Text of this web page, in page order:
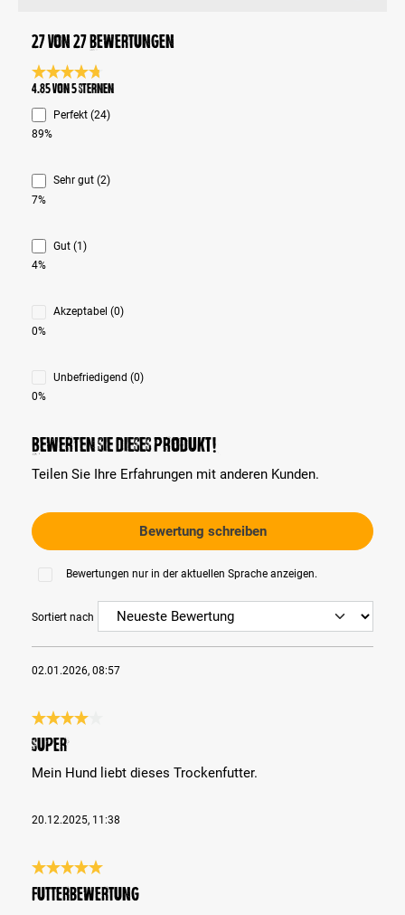
27 von 27 Bewertungen
Durchschnittliche Bewertung 4.8 von 5 Sternen
4.85 von 5 Sternen
Perfekt (24)
89%
Sehr gut (2)
7%
Gut (1)
4%
Akzeptabel (0)
0%
Unbefriedigend (0)
0%
Bewerten Sie dieses Produkt!
Teilen Sie Ihre Erfahrungen mit anderen Kunden.
Bewertung schreiben
Bewertungen nur in der aktuellen Sprache anzeigen.
Sortiert nach
02.01.2026, 08:57
Bewertung mit 4 von 5 Sternen
Super
Mein Hund liebt dieses Trockenfutter.
20.12.2025, 11:38
Bewertung mit 5 von 5 Sternen
Futterbewertung